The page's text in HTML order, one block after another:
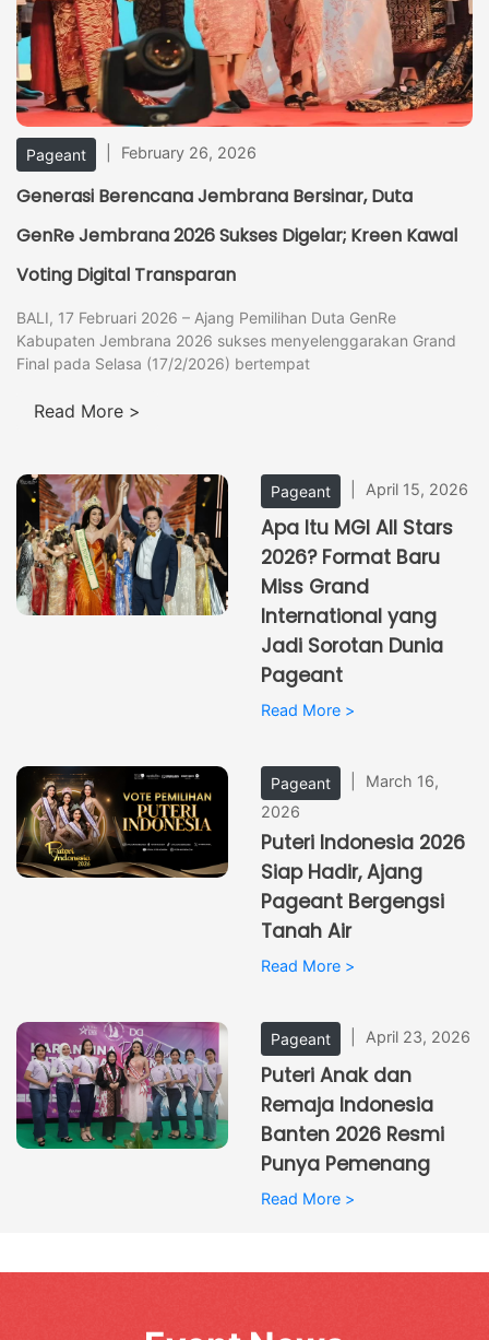
Pageant February 26, 2026
Generasi Berencana Jembrana Bersinar, Duta
GenRe Jembrana 2026 Sukses Digelar; Kreen Kawal
Voting Digital Transparan
BALI, 17 Februari 2026 – Ajang Pemilihan Duta GenRe
Kabupaten Jembrana 2026 sukses menyelenggarakan Grand
Final pada Selasa (17/2/2026) bertempat
Read More >
Pageant April 15, 2026
Apa Itu MGI All Stars
2026? Format Baru
Miss Grand
International yang
Jadi Sorotan Dunia
Pageant
Read More >
Pageant
March 16,
2026
Puteri Indonesia 2026
Siap Hadir, Ajang
Pageant Bergengsi
Tanah Air
Read More >
Pageant April 23, 2026
Puteri Anak dan
Remaja Indonesia
Banten 2026 Resmi
Punya Pemenang
Read More >